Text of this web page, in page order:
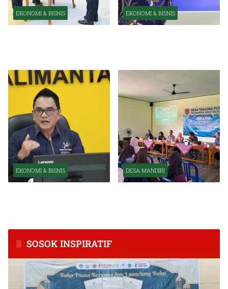
EKONOMI & BISNIS EKONOMI & BISNIS
EKONOMI & BISNIS DESA MANDIRI
SOSOK INSPIRATIF